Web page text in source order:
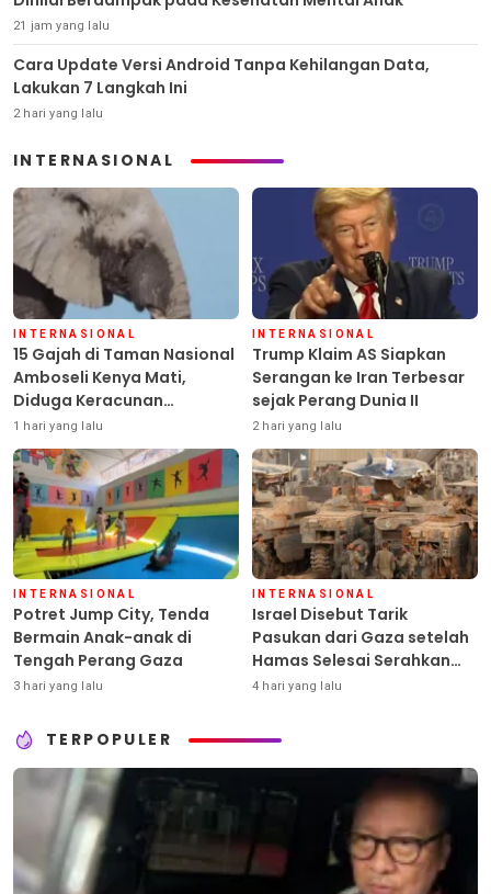
21 jam yang lalu
Cara Update Versi Android Tanpa Kehilangan Data,
Lakukan 7 Langkah Ini
2 hari yang lalu
INTERNASIONAL
INTERNASIONAL
15 Gajah di Taman Nasional
Amboseli Kenya Mati,
Diduga Keracunan
Pestisida
1 hari yang lalu
INTERNASIONAL
Trump Klaim AS Siapkan
Serangan ke Iran Terbesar
sejak Perang Dunia II
2 hari yang lalu
INTERNASIONAL
Potret Jump City, Tenda
Bermain Anak-anak di
Tengah Perang Gaza
3 hari yang lalu
INTERNASIONAL
Israel Disebut Tarik
Pasukan dari Gaza setelah
Hamas Selesai Serahkan
Senjata
4 hari yang lalu
TERPOPULER